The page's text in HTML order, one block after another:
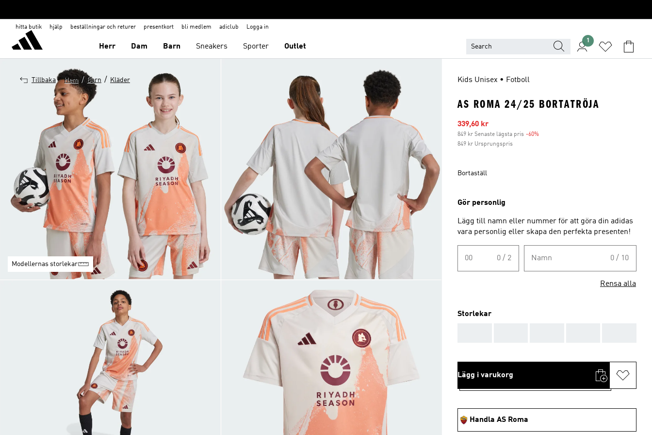
hitta butik hjälp beställningar och returer presentkort bli medlem adiclub Logga in
Herr Dam Barn Sneakers Sporter Outlet
1
Tillbaka Hem / Barn / Kläder
Modellernas storlekar
Kids Unisex • Fotboll
AS ROMA 24/25 BORTATRÖJA
Reapris
339,60 kr
849 kr Senaste lägsta pris -60%
849 kr Ursprungspris
Bortaställ
Gör personlig
Lägg till namn eller nummer för att göra din adidas
vara personlig eller skapa den perfekta presenten!
00 0 / 2 Namn 0 / 10
Rensa alla
Storlekar
Lägg i varukorg
Handla AS Roma